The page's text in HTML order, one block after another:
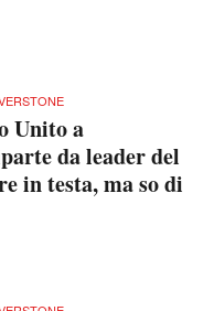
Unito a
da leader del
in testa, ma so di